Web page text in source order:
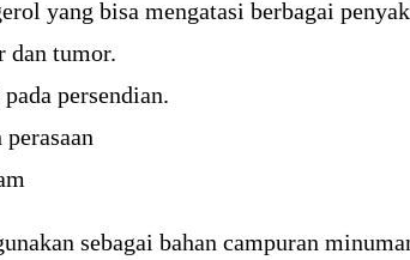
yang bisa mengatasi berbagai
dan tumor.
persendian.
sebagai bahan campuran